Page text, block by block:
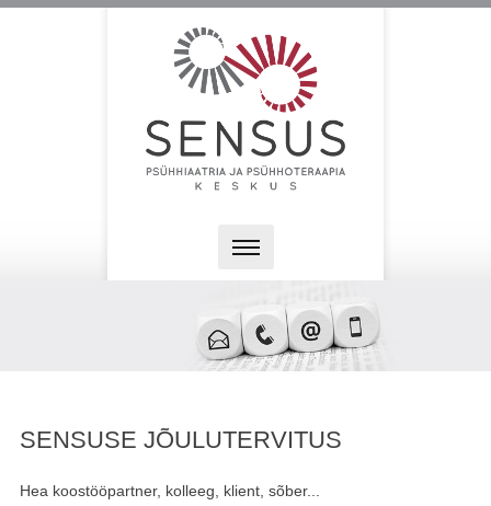
SENSUSE JÕULUTERVITUS
Hea koostööpartner, kolleeg, klient, sõber...